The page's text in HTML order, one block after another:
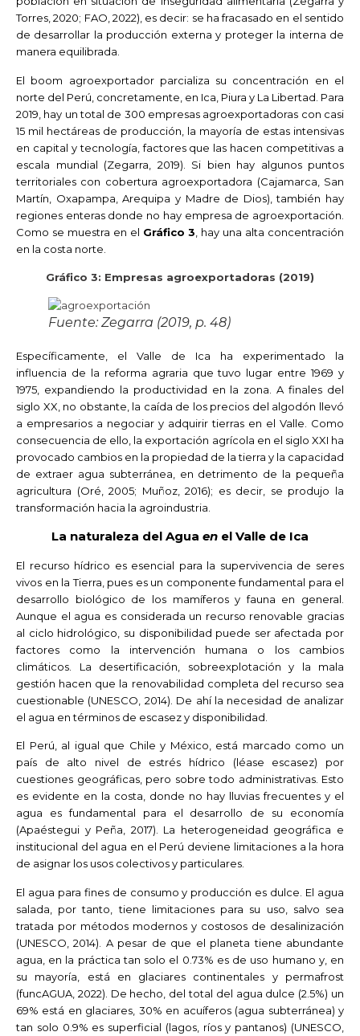
Torres, 2020; FAO, 2022), es decir: se ha fracasado en el sentido
de desarrollar la producción externa y proteger la interna de
manera equilibrada.
El boom agroexportador parcializa su concentración en el
norte del Perú, concretamente, en Ica, Piura y La Libertad. Para
2019, hay un total de 300 empresas agroexportadoras con casi
15 mil hectáreas de producción, la mayoría de estas intensivas
en capital y tecnología, factores que las hacen competitivas a
escala mundial (Zegarra, 2019). Si bien hay algunos puntos
territoriales con cobertura agroexportadora (Cajamarca, San
Martín, Oxapampa, Arequipa y Madre de Dios), también hay
regiones enteras donde no hay empresa de agroexportación.
Como se muestra en el Gráfico 3 , hay una alta concentración
en la costa norte.
Gráfico 3: Empresas agroexportadoras (2019)
Fuente: Zegarra (2019, p. 48)
Específicamente, el Valle de Ica ha experimentado la
influencia de la reforma agraria que tuvo lugar entre 1969 y
1975, expandiendo la productividad en la zona. A finales del
siglo XX, no obstante, la caída de los precios del algodón llevó
a empresarios a negociar y adquirir tierras en el Valle. Como
consecuencia de ello, la exportación agrícola en el siglo XXI ha
provocado cambios en la propiedad de la tierra y la capacidad
de extraer agua subterránea, en detrimento de la pequeña
agricultura (Oré, 2005; Muñoz, 2016); es decir, se produjo la
transformación hacia la agroindustria.
La naturaleza del Agua en el Valle de Ica
El recurso hídrico es esencial para la supervivencia de seres
vivos en la Tierra, pues es un componente fundamental para el
desarrollo biológico de los mamíferos y fauna en general.
Aunque el agua es considerada un recurso renovable gracias
al ciclo hidrológico, su disponibilidad puede ser afectada por
factores como la intervención humana o los cambios
climáticos. La desertificación, sobreexplotación y la mala
gestión hacen que la renovabilidad completa del recurso sea
cuestionable (UNESCO, 2014). De ahí la necesidad de analizar
el agua en términos de escasez y disponibilidad.
El Perú, al igual que Chile y México, está marcado como un
país de alto nivel de estrés hídrico (léase escasez) por
cuestiones geográficas, pero sobre todo administrativas. Esto
es evidente en la costa, donde no hay lluvias frecuentes y el
agua es fundamental para el desarrollo de su economía
(Apaéstegui y Peña, 2017). La heterogeneidad geográfica e
institucional del agua en el Perú deviene limitaciones a la hora
de asignar los usos colectivos y particulares.
El agua para fines de consumo y producción es dulce. El agua
salada, por tanto, tiene limitaciones para su uso, salvo sea
tratada por métodos modernos y costosos de desalinización
(UNESCO, 2014). A pesar de que el planeta tiene abundante
agua, en la práctica tan solo el 0.73% es de uso humano y, en
su mayoría, está en glaciares continentales y permafrost
(funcAGUA, 2022). De hecho, del total del agua dulce (2.5%) un
69% está en glaciares, 30% en acuíferos (agua subterránea) y
tan solo 0.9% es superficial (lagos, ríos y pantanos) (UNESCO,